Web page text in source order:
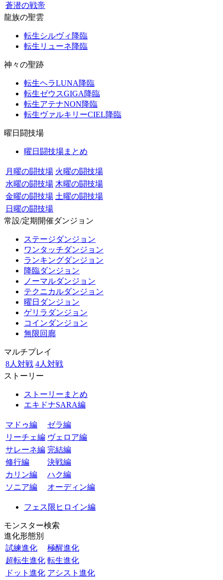
蒼潜の戦帝
龍族の聖雲
転生シルヴィ降臨
転生リューネ降臨
神々の聖跡
転生ヘラLUNA降臨
転生ゼウスGIGA降臨
転生アテナNON降臨
転生ヴァルキリーCIEL降臨
曜日闘技場
曜日闘技場まとめ
月曜の闘技場 火曜の闘技場
水曜の闘技場 木曜の闘技場
金曜の闘技場 土曜の闘技場
日曜の闘技場
常設/定期開催ダンジョン
ステージダンジョン
ワンタッチダンジョン
ランキングダンジョン
降臨ダンジョン
ノーマルダンジョン
テクニカルダンジョン
曜日ダンジョン
ゲリラダンジョン
コインダンジョン
無限回廊
マルチプレイ
8人対戦 4人対戦
ストーリー
ストーリーまとめ
エキドナSARA編
マドゥ編
ゼラ編
リーチェ編 ヴェロア編
サレーネ編 完結編
修行編
決戦編
カリン編
ハク編
ソニア編
オーディン編
フェス限ヒロイン編
モンスター検索
進化形態別
試練進化
極醒進化
超転生進化 転生進化
ドット進化 アシスト進化